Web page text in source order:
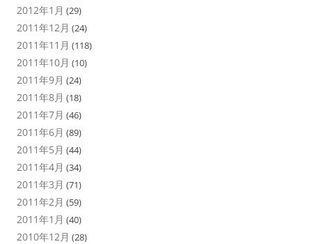
2012年1月 (29)
2011年12月 (24)
2011年11月 (118)
2011年10月 (10)
2011年9月 (24)
2011年8月 (18)
2011年7月 (46)
2011年6月 (89)
2011年5月 (44)
2011年4月 (34)
2011年3月 (71)
2011年2月 (59)
2011年1月 (40)
2010年12月 (28)